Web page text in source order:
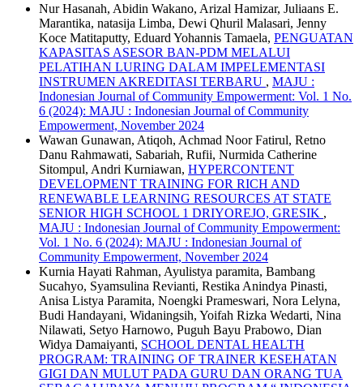
Nur Hasanah, Abidin Wakano, Arizal Hamizar, Juliaans E.
Marantika, natasija Limba, Dewi Qhuril Malasari, Jenny
Koce Matitaputty, Eduard Yohannis Tamaela, PENGUATAN
KAPASITAS ASESOR BAN-PDM MELALUI
PELATIHAN LURING DALAM IMPELEMENTASI
INSTRUMEN AKREDITASI TERBARU , MAJU :
Indonesian Journal of Community Empowerment: Vol. 1 No.
6 (2024): MAJU : Indonesian Journal of Community
Empowerment, November 2024
Wawan Gunawan, Atiqoh, Achmad Noor Fatirul, Retno
Danu Rahmawati, Sabariah, Rufii, Nurmida Catherine
Sitompul, Andri Kurniawan, HYPERCONTENT
DEVELOPMENT TRAINING FOR RICH AND
RENEWABLE LEARNING RESOURCES AT STATE
SENIOR HIGH SCHOOL 1 DRIYOREJO, GRESIK ,
MAJU : Indonesian Journal of Community Empowerment:
Vol. 1 No. 6 (2024): MAJU : Indonesian Journal of
Community Empowerment, November 2024
Kurnia Hayati Rahman, Ayulistya paramita, Bambang
Sucahyo, Syamsulina Revianti, Restika Anindya Pinasti,
Anisa Listya Paramita, Noengki Prameswari, Nora Lelyna,
Budi Handayani, Widaningsih, Yoifah Rizka Wedarti, Nina
Nilawati, Setyo Harnowo, Puguh Bayu Prabowo, Dian
Widya Damaiyanti, SCHOOL DENTAL HEALTH
PROGRAM: TRAINING OF TRAINER KESEHATAN
GIGI DAN MULUT PADA GURU DAN ORANG TUA